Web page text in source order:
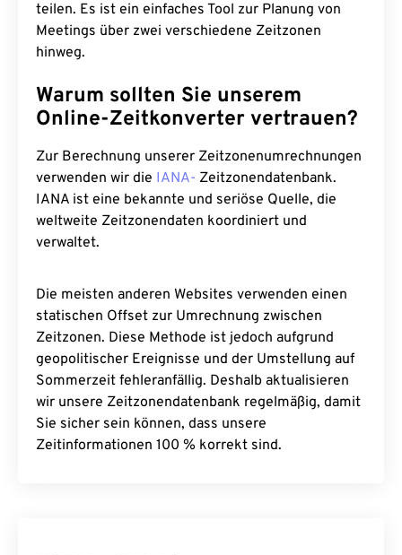
teilen. Es ist ein einfaches Tool zur Planung von
Meetings über zwei verschiedene Zeitzonen
hinweg.
Warum sollten Sie unserem
Online-Zeitkonverter vertrauen?
Zur Berechnung unserer Zeitzonenumrechnungen
verwenden wir die IANA- Zeitzonendatenbank.
IANA ist eine bekannte und seriöse Quelle, die
weltweite Zeitzonendaten koordiniert und
verwaltet.
Die meisten anderen Websites verwenden einen
statischen Offset zur Umrechnung zwischen
Zeitzonen. Diese Methode ist jedoch aufgrund
geopolitischer Ereignisse und der Umstellung auf
Sommerzeit fehleranfällig. Deshalb aktualisieren
wir unsere Zeitzonendatenbank regelmäßig, damit
Sie sicher sein können, dass unsere
Zeitinformationen 100 % korrekt sind.